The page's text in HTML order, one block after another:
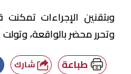
وبتقنين الإجراءات
وتحرر محضر بالواقعة، وتولت
طباعة